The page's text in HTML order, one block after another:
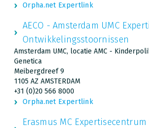
Orpha.net Expertlink
AECO - Amsterdam UMC
Ontwikkelingsstoornissen
Amsterdam UMC, locatie AMC -
Genetica
Meibergdreef 9
1105 AZ AMSTERDAM
+31 (0)20 566 8000
Orpha.net Expertlink
Erasmus MC